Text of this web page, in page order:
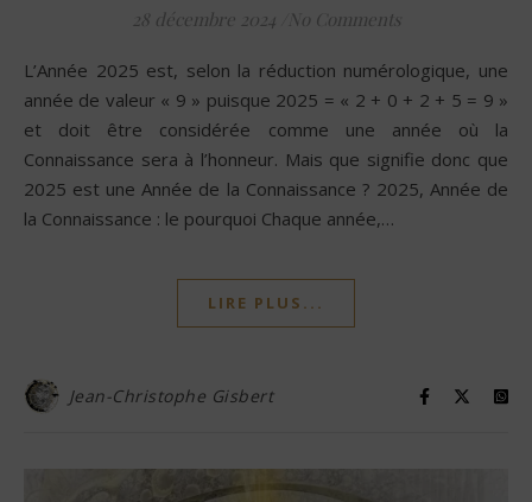
28 décembre 2024 No Comments
L’Année 2025 est, selon la réduction numérologique, une
année de valeur « 9 » puisque 2025 = « 2 + 0 + 2 + 5 = 9 »
et doit être considérée comme une année où la
Connaissance sera à l’honneur. Mais que signifie donc que
2025 est une Année de la Connaissance ? 2025, Année de
la Connaissance : le pourquoi Chaque année,…
LIRE PLUS...
Jean-Christophe Gisbert